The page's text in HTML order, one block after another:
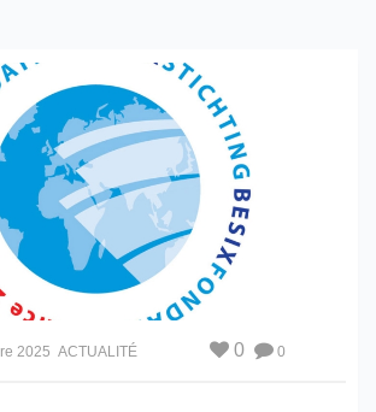
2025 ACTUALITÉ 0
0